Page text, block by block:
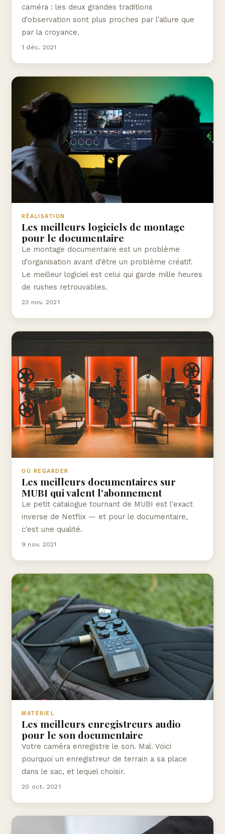
caméra : les deux grandes traditions
d'observation sont plus proches par l'allure que
par la croyance.
1 déc. 2021
RÉALISATION
Les meilleurs logiciels de montage
pour le documentaire
Le montage documentaire est un problème
d'organisation avant d'être un problème créatif.
Le meilleur logiciel est celui qui garde mille heures
de rushes retrouvables.
23 nov. 2021
OÙ REGARDER
Les meilleurs documentaires sur
MUBI qui valent l'abonnement
Le petit catalogue tournant de MUBI est l'exact
inverse de Netflix — et pour le documentaire,
c'est une qualité.
9 nov. 2021
MATÉRIEL
Les meilleurs enregistreurs audio
pour le son documentaire
Votre caméra enregistre le son. Mal. Voici
pourquoi un enregistreur de terrain a sa place
dans le sac, et lequel choisir.
20 oct. 2021